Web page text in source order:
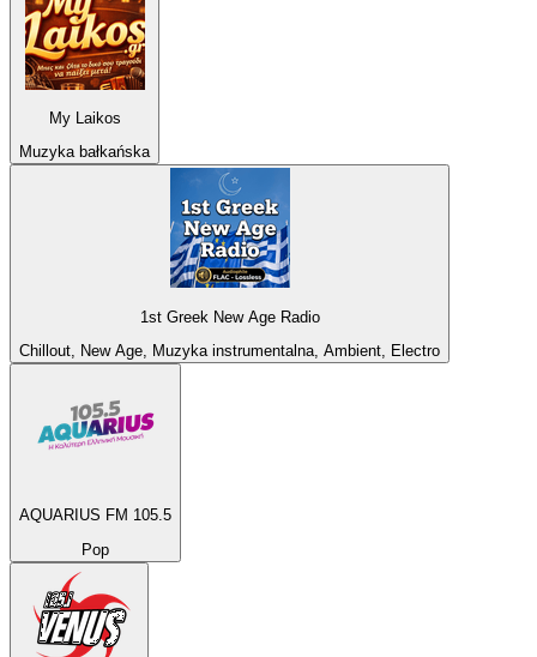
My Laikos
Muzyka bałkańska
1st Greek New Age Radio
Chillout, New Age, Muzyka instrumentalna, Ambient, Electro
AQUARIUS FM 105.5
Pop